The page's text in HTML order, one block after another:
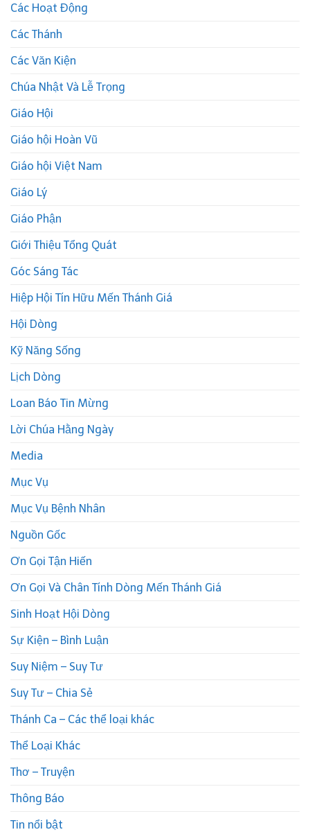
Các Hoạt Động
Các Thánh
Các Văn Kiện
Chúa Nhật Và Lễ Trọng
Giáo Hội
Giáo hội Hoàn Vũ
Giáo hội Việt Nam
Giáo Lý
Giáo Phận
Giới Thiệu Tổng Quát
Góc Sáng Tác
Hiệp Hội Tín Hữu Mến Thánh Giá
Hội Dòng
Kỹ Năng Sống
Lịch Dòng
Loan Báo Tin Mừng
Lời Chúa Hằng Ngày
Media
Mục Vụ
Mục Vụ Bệnh Nhân
Nguồn Gốc
Ơn Gọi Tận Hiến
Ơn Gọi Và Chân Tính Dòng Mến Thánh Giá
Sinh Hoạt Hội Dòng
Sự Kiện – Bình Luận
Suy Niệm – Suy Tư
Suy Tư – Chia Sẻ
Thánh Ca – Các thể loại khác
Thể Loại Khác
Thơ – Truyện
Thông Báo
Tin nổi bật